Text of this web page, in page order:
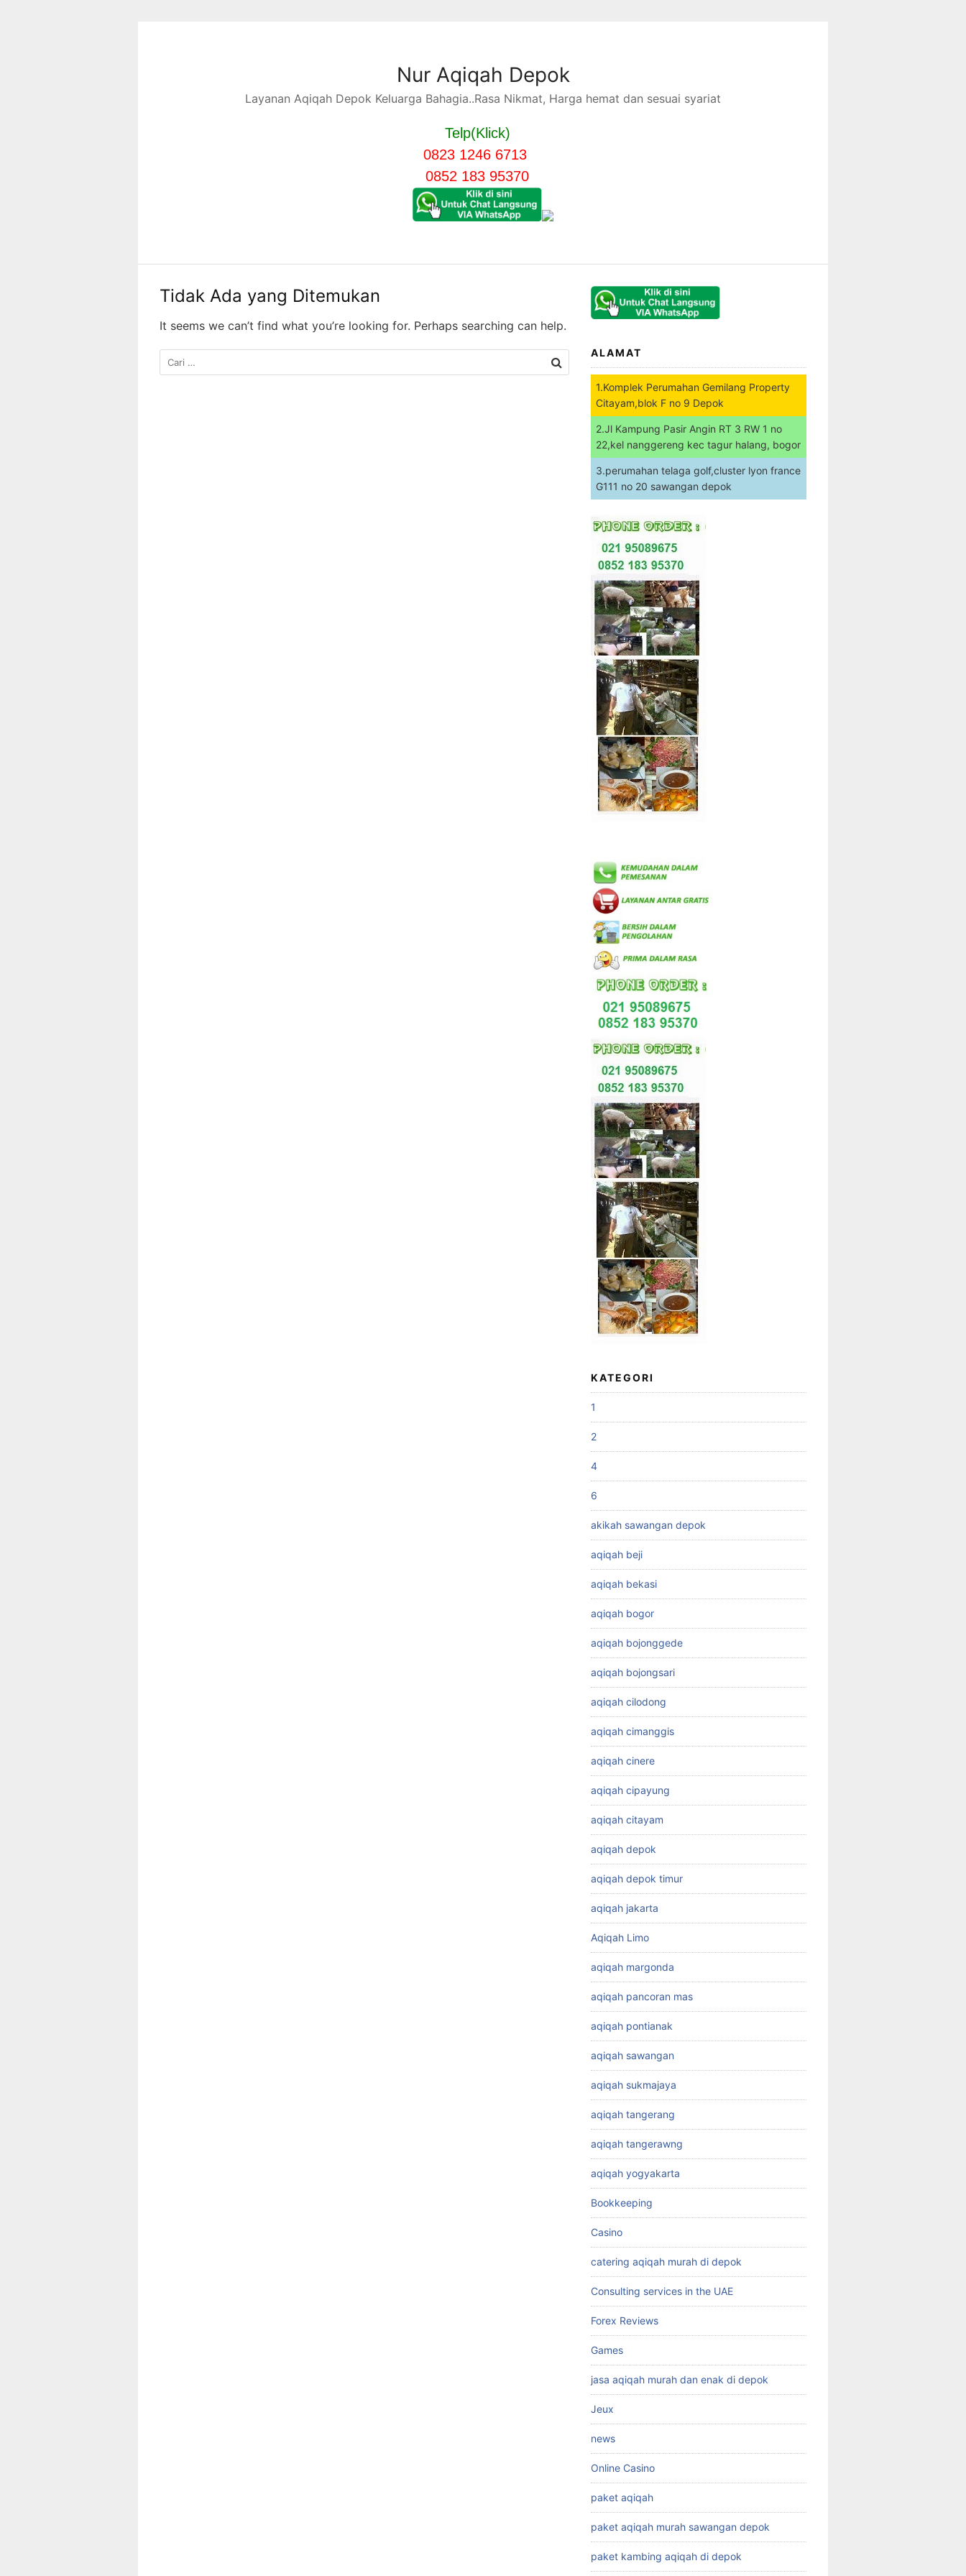
Nur Aqiqah Depok
Layanan Aqiqah Depok Keluarga Bahagia..Rasa Nikmat, Harga hemat dan sesuai syariat
Telp(Klick)
0823 1246 6713
0852 183 95370
Tidak Ada yang Ditemukan
It seems we can’t find what you’re looking for. Perhaps searching can help.
Cari
untuk:
ALAMAT
1.Komplek Perumahan Gemilang Property
Citayam,blok F no 9 Depok
2.Jl Kampung Pasir Angin RT 3 RW 1 no
22,kel nanggereng kec tagur halang, bogor
3.perumahan telaga golf,cluster lyon france
G111 no 20 sawangan depok
KATEGORI
1
2
4
6
akikah sawangan depok
aqiqah beji
aqiqah bekasi
aqiqah bogor
aqiqah bojonggede
aqiqah bojongsari
aqiqah cilodong
aqiqah cimanggis
aqiqah cinere
aqiqah cipayung
aqiqah citayam
aqiqah depok
aqiqah depok timur
aqiqah jakarta
Aqiqah Limo
aqiqah margonda
aqiqah pancoran mas
aqiqah pontianak
aqiqah sawangan
aqiqah sukmajaya
aqiqah tangerang
aqiqah tangerawng
aqiqah yogyakarta
Bookkeeping
Casino
catering aqiqah murah di depok
Consulting services in the UAE
Forex Reviews
Games
jasa aqiqah murah dan enak di depok
Jeux
news
Online Casino
paket aqiqah
paket aqiqah murah sawangan depok
paket kambing aqiqah di depok